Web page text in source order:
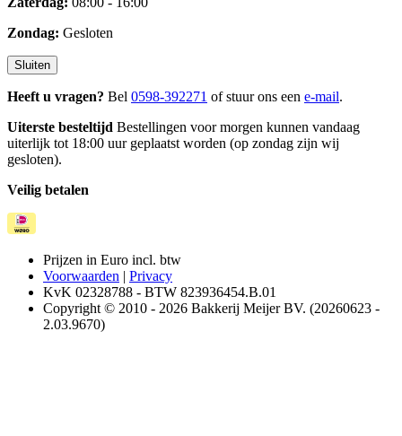
Zondag: Gesloten
Sluiten
Heeft u vragen? Bel 0598-392271 of stuur ons een e-mail.
Uiterste besteltijd Bestellingen voor morgen kunnen vandaag
uiterlijk tot 18:00 uur geplaatst worden (op zondag zijn wij
gesloten).
Veilig betalen
Prijzen in Euro incl. btw
Voorwaarden | Privacy
KvK 02328788 - BTW 823936454.B.01
Copyright © 2010 - 2026 Bakkerij Meijer BV. (20260623 -
2.03.9670)